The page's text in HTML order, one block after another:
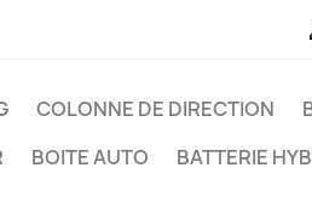
COLONNE DE DIRECTION
BOITE AUTO BATTERIE